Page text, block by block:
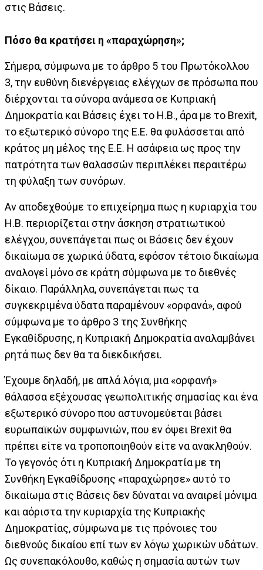
στις Βάσεις.
Πόσο θα κρατήσει η «παραχώρηση»;
Σήμερα, σύμφωνα με το άρθρο 5 του Πρωτόκολλου
3, την ευθύνη διενέργειας ελέγχων σε πρόσωπα που
διέρχονται τα σύνορα ανάμεσα σε Κυπριακή
Δημοκρατία και Βάσεις έχει το Η.Β., άρα με το Brexit,
το εξωτερικό σύνορο της Ε.Ε. θα φυλάσσεται από
κράτος μη μέλος της Ε.Ε. Η ασάφεια ως προς την
πατρότητα των θαλασσών περιπλέκει περαιτέρω
τη φύλαξη των συνόρων.
Αν αποδεχθούμε το επιχείρημα πως η κυριαρχία του
Η.Β. περιορίζεται στην άσκηση στρατιωτικού
ελέγχου, συνεπάγεται πως οι Βάσεις δεν έχουν
δικαίωμα σε χωρικά ύδατα, εφόσον τέτοιο δικαίωμα
αναλογεί μόνο σε κράτη σύμφωνα με το διεθνές
δίκαιο. Παράλληλα, συνεπάγεται πως τα
συγκεκριμένα ύδατα παραμένουν «ορφανά», αφού
σύμφωνα με το άρθρο 3 της Συνθήκης
Εγκαθίδρυσης, η Κυπριακή Δημοκρατία αναλαμβάνει
ρητά πως δεν θα τα διεκδικήσει.
Έχουμε δηλαδή, με απλά λόγια, μια «ορφανή»
θάλασσα εξέχουσας γεωπολιτικής σημασίας και ένα
εξωτερικό σύνορο που αστυνομεύεται βάσει
ευρωπαϊκών συμφωνιών, που εν όψει Brexit θα
πρέπει είτε να τροποποιηθούν είτε να ανακληθούν.
Το γεγονός ότι η Κυπριακή Δημοκρατία με τη
Συνθήκη Εγκαθίδρυσης «παραχώρησε» αυτό το
δικαίωμα στις Βάσεις δεν δύναται να αναιρεί μόνιμα
και αόριστα την κυριαρχία της Κυπριακής
Δημοκρατίας, σύμφωνα με τις πρόνοιες του
διεθνoύς δικαίου επί των εν λόγω χωρικών υδάτων.
Ως συνεπακόλουθο, καθώς η σημασία αυτών των